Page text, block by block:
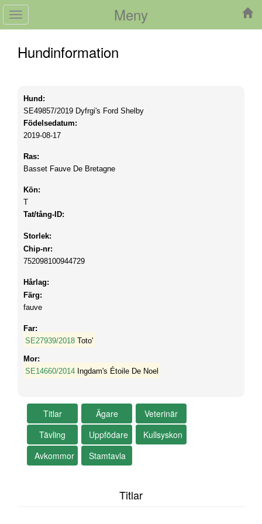
Meny
Toggle
navigation
Hundinformation
Hund:
SE49857/2019 Dyfrgi's Ford Shelby
Födelsedatum:
2019-08-17
Ras:
Basset Fauve De Bretagne
Kön:
T
Tat/tång-ID:
Storlek:
Chip-nr:
752098100944729
Hårlag:
Färg:
fauve
Far:
SE27939/2018 Toto'
Mor:
SE14660/2014 Ingdam's Étoile De Noel
Titlar